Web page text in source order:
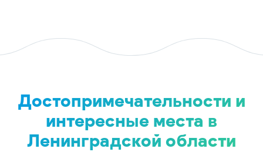
Достопримечательности и
интересные места в
Ленинградской области